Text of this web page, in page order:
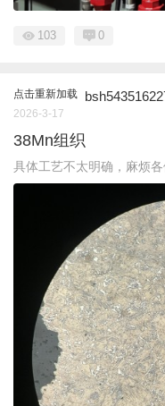
103 0
点击重新加载
2026-3-17
38Mn组织
具体工艺不太明确，麻烦